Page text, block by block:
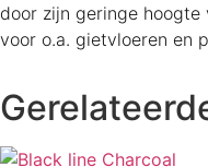
door zijn geringe
voor o.a. gietvloeren en